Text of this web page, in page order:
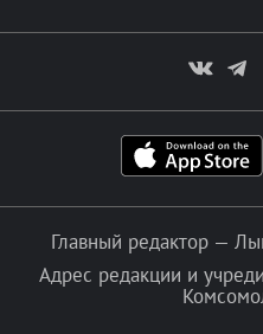
Главный редактор —
Адрес редакции и